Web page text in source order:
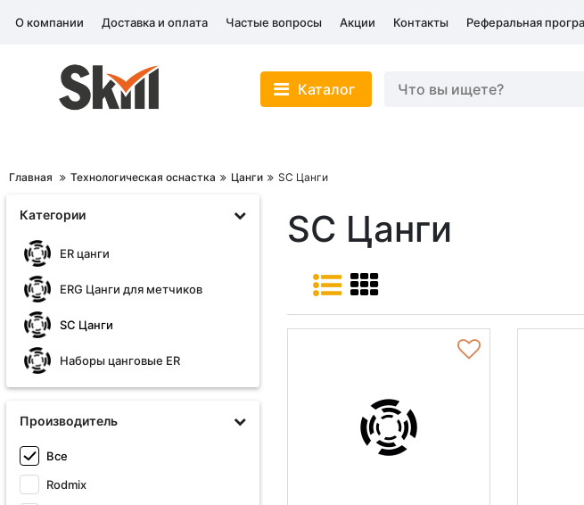
О компании Доставка и оплата Частые вопросы Акции Контакты Реферальная
Каталог
Главная Технологическая оснастка Цанги SC Цанги
Категории
ER цанги
ERG Цанги для метчиков
SC Цанги
Наборы цанговые ER
Производитель
Все
Rodmix
SC Цанги